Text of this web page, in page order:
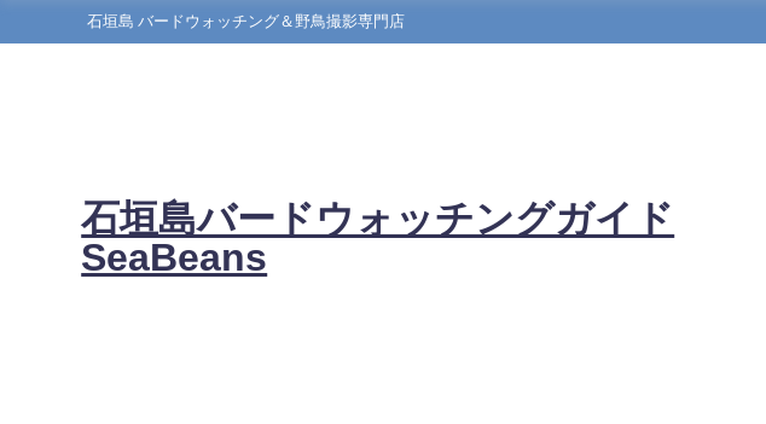
石垣島 バードウォッチング＆野鳥撮影専門店
石垣島バードウォッチングガイド
SeaBeans